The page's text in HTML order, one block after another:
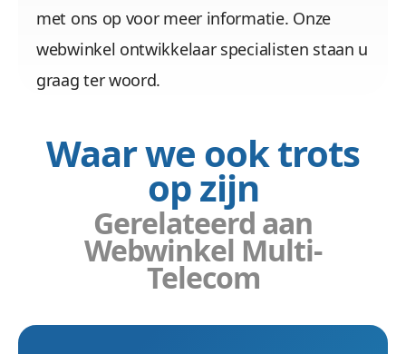
met ons op voor meer informatie. Onze
webwinkel ontwikkelaar specialisten staan u
graag ter woord.
Waar we ook trots
op zijn
Gerelateerd aan
Webwinkel Multi-
Telecom